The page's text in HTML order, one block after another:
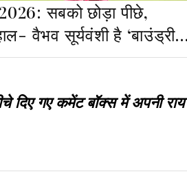
सबको छोड़ा पीछे,
वैभव सूर्यवंशी है ‘बाउंड्री
गए कमेंट बॉक्स में अपनी राय